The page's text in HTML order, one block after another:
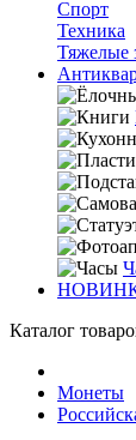
Спорт
Техника
Тяжелые
Каталог
Монеты